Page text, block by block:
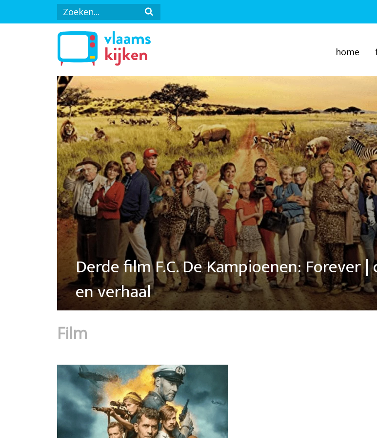
home
Derde film F.C. De Kampioenen: Forever |
en verhaal
Film